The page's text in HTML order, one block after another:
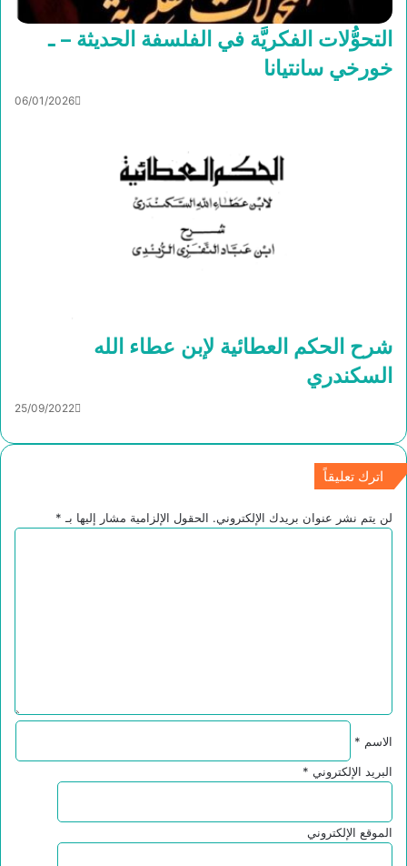
التحوُّلات الفكريَّة في الفلسفة الحديثة – ـ
خورخي سانتيانا
06/01/2026
شرح الحكم العطائية لإبن عطاء الله
السكندري
25/09/2022
اترك تعليقاً
لن يتم نشر عنوان بريدك الإلكتروني. الحقول الإلزامية مشار إليها بـ *
الاسم *
البريد الإلكتروني *
الموقع الإلكتروني